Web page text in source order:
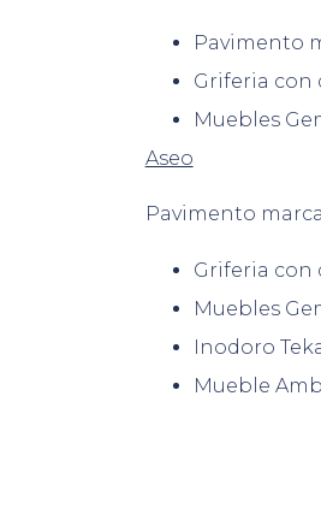
Pavimento
Griferia con
Muebles
Aseo
Pavimento
Griferia con
Muebles
Inodoro
Mueble